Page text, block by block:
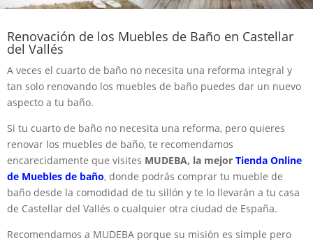
Renovación de los Muebles de Baño en Castellar
del Vallés
A veces el cuarto de baño no necesita una reforma integral y
tan solo renovando los muebles de baño puedes dar un nuevo
aspecto a tu baño.
Si tu cuarto de baño no necesita una reforma, pero quieres
renovar los muebles de baño, te recomendamos
encarecidamente que visites MUDEBA, la mejor Tienda Online
de Muebles de baño, donde podrás comprar tu mueble de
baño desde la comodidad de tu sillón y te lo llevarán a tu casa
de Castellar del Vallés o cualquier otra ciudad de España.
Recomendamos a MUDEBA porque su misión es simple pero